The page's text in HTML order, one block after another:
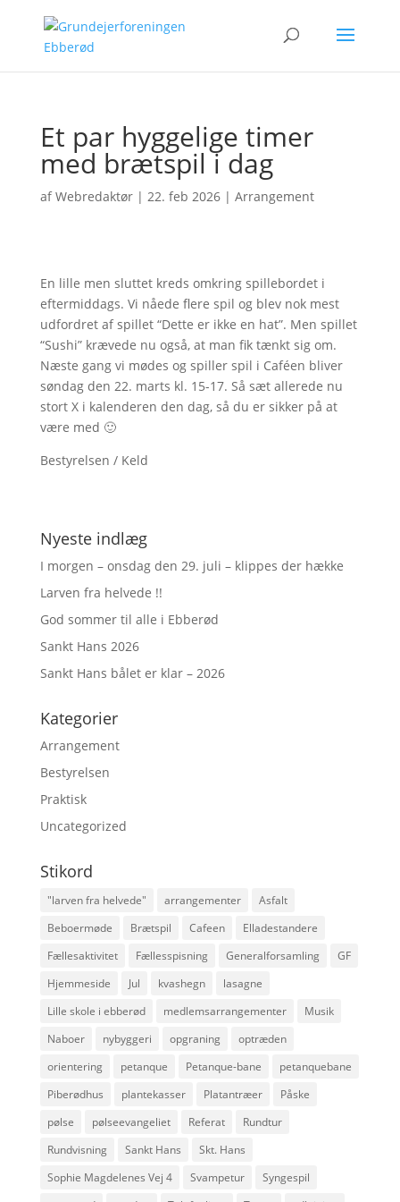
Et par hyggelige timer
med brætspil i dag
afWebredaktør| 22. feb 2026| Arrangement
En lille men sluttet kreds omkring spillebordet i
eftermiddags. Vi nåede flere spil og blev nok mest
udfordret af spillet “Dette er ikke en hat”. Men spillet
“Sushi” krævede nu også, at man fik tænkt sig om.
Næste gang vi mødes og spiller spil i Caféen bliver
søndag den 22. marts kl. 15-17. Så sæt allerede nu
stort X i kalenderen den dag, så du er sikker på at
være med 🙂
Bestyrelsen / Keld
Nyeste indlæg
I morgen – onsdag den 29. juli – klippes der hække
Larven fra helvede !!
God sommer til alle i Ebberød
Sankt Hans 2026
Sankt Hans bålet er klar – 2026
Kategorier
Arrangement
Bestyrelsen
Praktisk
Uncategorized
Stikord
"larven fra helvede" arrangementer
Asfalt
Beboermøde
Brætspil Cafeen
Elladestandere
Fællesaktivitet
Fællesspisning Generalforsamling
GF
Hjemmeside
Jul kvashegn
lasagne
Lille skole i ebberød
medlemsarrangementer
Musik
Naboer
nybyggeri opgraning
optræden
orientering
petanque Petanque-bane
petanquebane
Piberødhus
plantekasser Platantræer
Påske
pølse
pølseevangeliet Referat
Rundtur
Rundvisning
Sankt Hans
Skt. Hans
Sophie Magdelenes Vej 4
Svampetur
Syngespil